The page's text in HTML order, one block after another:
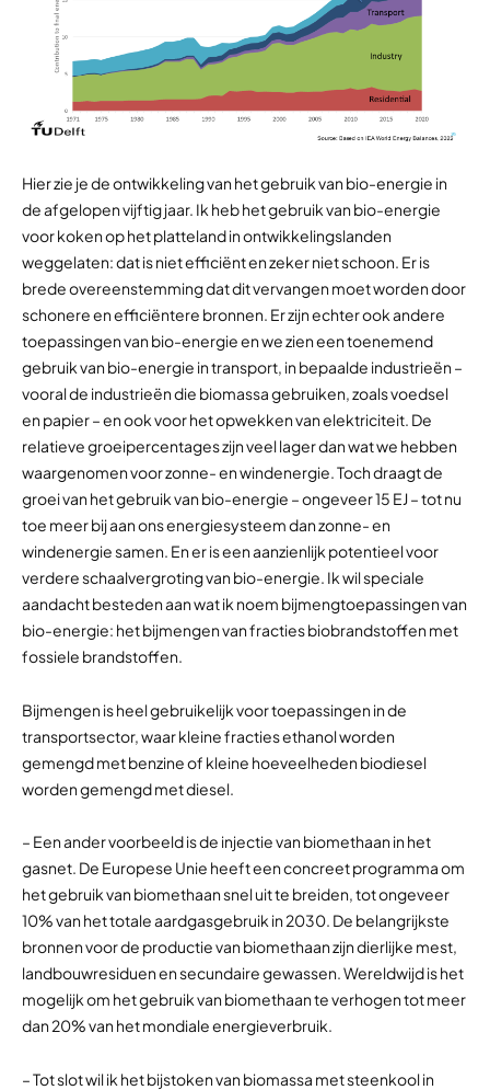
Hier zie je de ontwikkeling van het gebruik van bio-energie in
de afgelopen vijftig jaar. Ik heb het gebruik van bio-energie
voor koken op het platteland in ontwikkelingslanden
weggelaten: dat is niet efficiënt en zeker niet schoon. Er is
brede overeenstemming dat dit vervangen moet worden door
schonere en efficiëntere bronnen. Er zijn echter ook andere
toepassingen van bio-energie en we zien een toenemend
gebruik van bio-energie in transport, in bepaalde industrieën –
vooral de industrieën die biomassa gebruiken, zoals voedsel
en papier – en ook voor het opwekken van elektriciteit. De
relatieve groeipercentages zijn veel lager dan wat we hebben
waargenomen voor zonne- en windenergie. Toch draagt de
groei van het gebruik van bio-energie – ongeveer 15 EJ – tot nu
toe meer bij aan ons energiesysteem dan zonne- en
windenergie samen. En er is een aanzienlijk potentieel voor
verdere schaalvergroting van bio-energie. Ik wil speciale
aandacht besteden aan wat ik noem bijmengtoepassingen van
bio-energie: het bijmengen van fracties biobrandstoffen met
fossiele brandstoffen.
Bijmengen is heel gebruikelijk voor toepassingen in de
transportsector, waar kleine fracties ethanol worden
gemengd met benzine of kleine hoeveelheden biodiesel
worden gemengd met diesel.
– Een ander voorbeeld is de injectie van biomethaan in het
gasnet. De Europese Unie heeft een concreet programma om
het gebruik van biomethaan snel uit te breiden, tot ongeveer
10% van het totale aardgasgebruik in 2030. De belangrijkste
bronnen voor de productie van biomethaan zijn dierlijke mest,
landbouwresiduen en secundaire gewassen. Wereldwijd is het
mogelijk om het gebruik van biomethaan te verhogen tot meer
dan 20% van het mondiale energieverbruik.
– Tot slot wil ik het bijstoken van biomassa met steenkool in